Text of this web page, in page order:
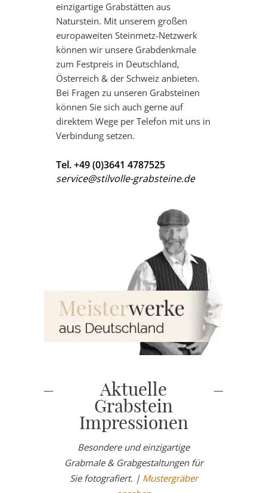
einzigartige Grabstätten aus
Naturstein. Mit unserem großen
europaweiten Steinmetz-Netzwerk
können wir unsere Grabdenkmale
zum Festpreis in Deutschland,
Österreich & der Schweiz anbieten.
Bei Fragen zu unseren Grabsteinen
können Sie sich auch gerne auf
direktem Wege per Telefon mit uns in
Verbindung setzen.
Tel. +49 (0)3641 4787525
service@stilvolle-grabsteine.de
Aktuelle
Grabstein
Impressionen
Besondere und einzigartige
Grabmale & Grabgestaltungen für
Sie fotografiert. | Mustergräber